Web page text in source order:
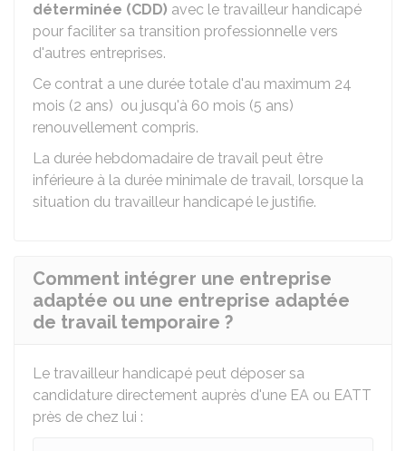
déterminée (CDD) avec le travailleur handicapé
pour faciliter sa transition professionnelle vers
d'autres entreprises.
Ce contrat a une durée totale d'au maximum 24
mois (2 ans) ou jusqu'à 60 mois (5 ans)
renouvellement compris.
La durée hebdomadaire de travail peut être
inférieure à la durée minimale de travail, lorsque la
situation du travailleur handicapé le justifie.
Comment intégrer une entreprise
adaptée ou une entreprise adaptée
de travail temporaire ?
Le travailleur handicapé peut déposer sa
candidature directement auprès d'une EA ou EATT
près de chez lui :